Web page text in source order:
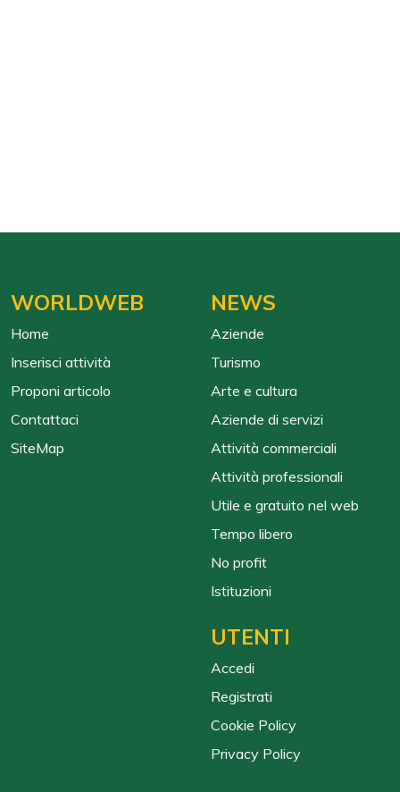
WORLDWEB
Home
Inserisci attività
Proponi articolo
Contattaci
SiteMap
NEWS
Aziende
Turismo
Arte e cultura
Aziende di servizi
Attività commerciali
Attività professionali
Utile e gratuito nel web
Tempo libero
No profit
Istituzioni
UTENTI
Accedi
Registrati
Cookie Policy
Privacy Policy